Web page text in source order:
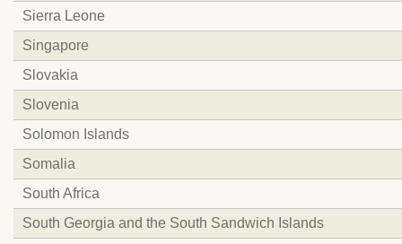
Sierra Leone
Singapore
Slovakia
Slovenia
Solomon Islands
Somalia
South Africa
South Georgia and the South Sandwich Islands